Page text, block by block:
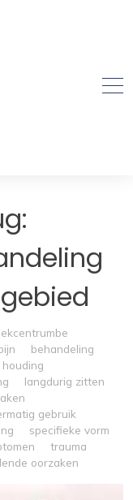
behandeling
langdurig zitten
gebruik
specifieke vorm
trauma
oorzaken